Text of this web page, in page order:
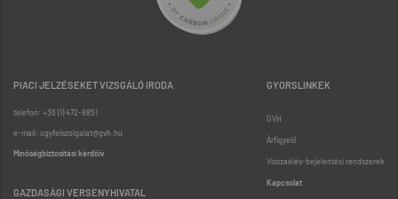
PIACI JELZÉSEKET VIZSGÁLÓ IRODA
telefon: +36 (1) 472-8851
e-mail: ugyfelszolgalat@gvh.hu
Minőségbiztosítási kérdőív
GAZDASÁGI VERSENYHIVATAL
GYORSLINKEK
GVH
Árfigyelő
Visszaélés-bejelentési rendszerek
Kapcsolat